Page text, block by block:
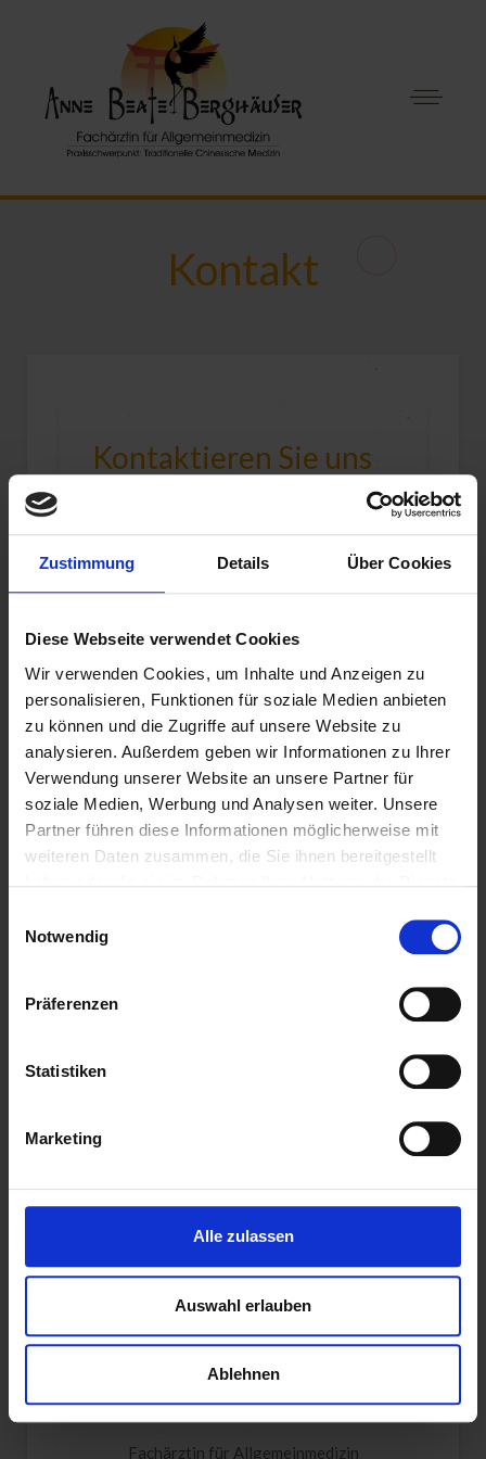
Zustimmung Details Über Cookies
Diese Webseite verwendet Cookies
Wir verwenden Cookies, um Inhalte und Anzeigen zu
personalisieren, Funktionen für soziale Medien anbieten
zu können und die Zugriffe auf unsere Website zu
analysieren. Außerdem geben wir Informationen zu Ihrer
Verwendung unserer Website an unsere Partner für
soziale Medien, Werbung und Analysen weiter. Unsere
Partner führen diese Informationen möglicherweise mit
weiteren Daten zusammen, die Sie ihnen bereitgestellt
Notwendig
Präferenzen
Statistiken
Marketing
Alle zulassen
Auswahl erlauben
Ablehnen
Kontakt
Kontaktieren Sie uns
Pößnecker Straße 24
✆ 03671 / 2857
Anne Beate Berghäuser
Fachärztin für Allgemeinmedizin